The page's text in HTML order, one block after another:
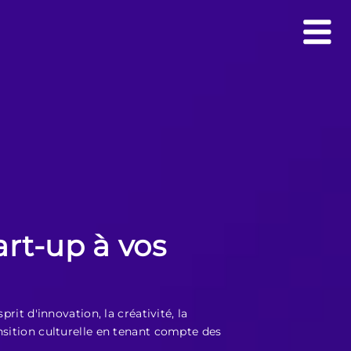
up à vos
d'innovation, la créativité, la
culturelle en tenant compte des